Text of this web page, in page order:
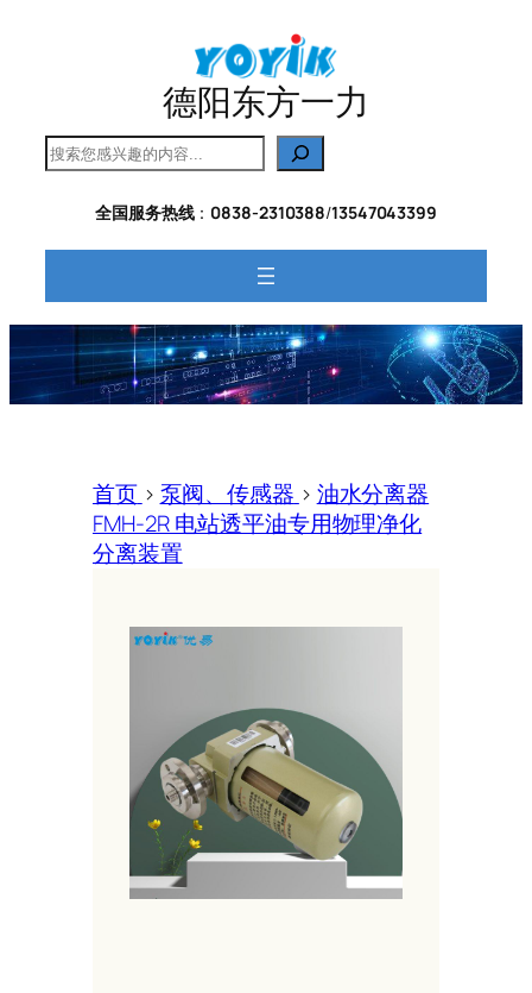
德阳东方一力
搜
索
全国服务热线： 0838-2310388/13547043399
首页 > 泵阀、传感器 > 油水分离器
FMH-2R 电站透平油专用物理净化
分离装置